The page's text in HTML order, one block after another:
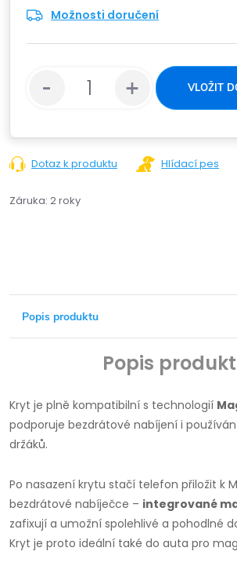
Možnosti doručení
VLOŽIT
Dotaz k produktu Hlídací pes
Záruka: 2 roky
Popis produktu
Popis
Kryt je plně kompatibilní s technologií
podporuje bezdrátové nabíjení i
držáků.
Po nasazení krytu stačí telefon přiložit k
bezdrátové nabíječce – integrované
zafixují a umožní spolehlivé a pohodlné
Kryt je proto ideální také do auta pro